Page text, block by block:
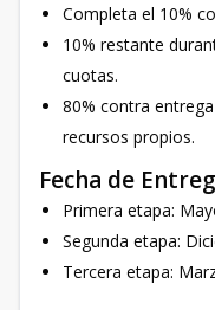
Completa el 10%
10% restante
cuotas.
80% contra
recursos propios.
Fecha de
Primera etapa:
Segunda etapa:
Tercera etapa: